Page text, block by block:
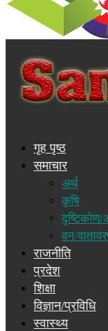
गृह पृष्ठ
समाचार
अर्थ
कृषि
दृष्टिकोण/
वन/
राजनीति
प्रदेश
शिक्षा
विज्ञान/प्रविधि
स्वास्थ्य